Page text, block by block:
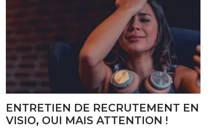
ENTRETIEN DE RECRUTEMENT EN
VISIO, OUI MAIS ATTENTION !